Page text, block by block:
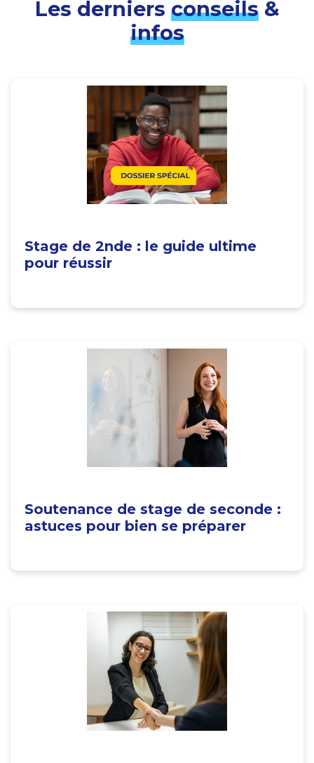
Les derniers conseils&
infos
Stage de 2nde : le guide ultime
pour réussir
Soutenance de stage de seconde :
astuces pour bien se préparer